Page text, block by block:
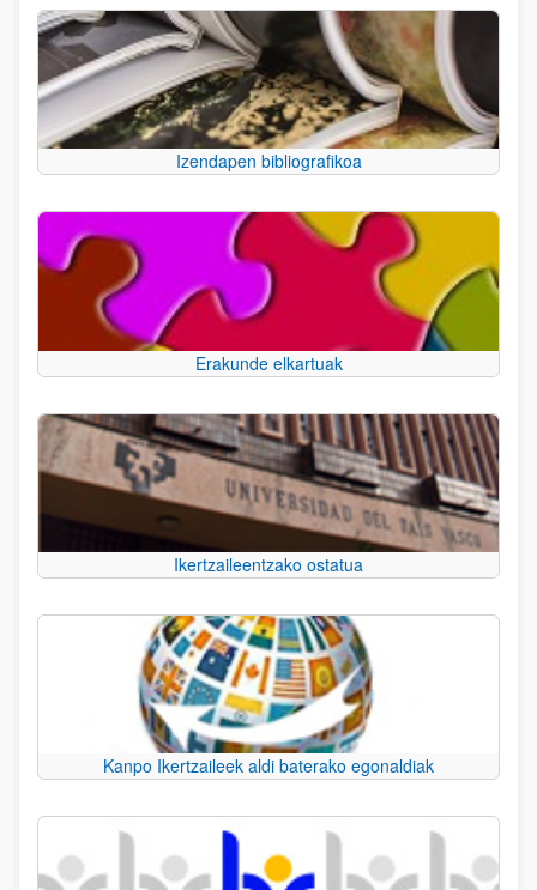
Izendapen bibliografikoa
Erakunde elkartuak
Ikertzaileentzako ostatua
Kanpo Ikertzaileek aldi baterako egonaldiak